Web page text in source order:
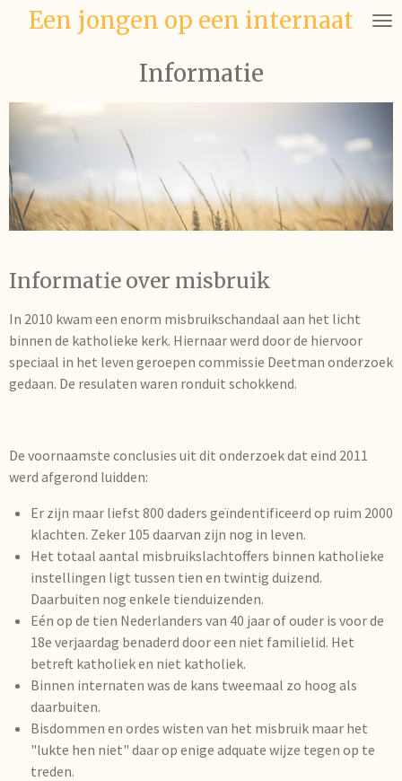
hoofdinhoud
Een jongen op een internaat
Informatie
Informatie over misbruik
In 2010 kwam een enorm misbruikschandaal aan het licht
binnen de katholieke kerk. Hiernaar werd door de hiervoor
speciaal in het leven geroepen commissie Deetman onderzoek
gedaan. De resulaten waren ronduit schokkend.
De voornaamste conclusies uit dit onderzoek dat eind 2011
werd afgerond luidden:
Er zijn maar liefst 800 daders geïndentificeerd op ruim 2000
klachten. Zeker 105 daarvan zijn nog in leven.
Het totaal aantal misbruikslachtoffers binnen katholieke
instellingen ligt tussen tien en twintig duizend.
Daarbuiten nog enkele tienduizenden.
Eén op de tien Nederlanders van 40 jaar of ouder is voor de
18e verjaardag benaderd door een niet familielid. Het
betreft katholiek en niet katholiek.
Binnen internaten was de kans tweemaal zo hoog als
daarbuiten.
Bisdommen en ordes wisten van het misbruik maar het
"lukte hen niet" daar op enige adquate wijze tegen op te
treden.